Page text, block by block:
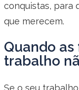
conquistas, para
que merecem.
Quando
trabalho
Se o seu